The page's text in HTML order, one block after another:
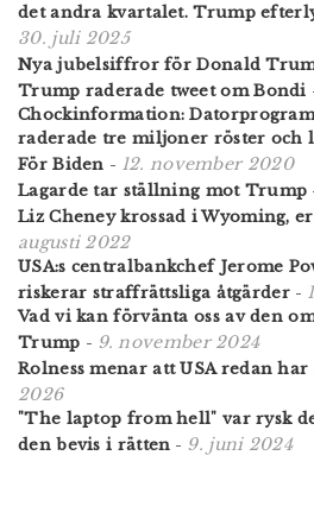
det andra kvartalet. Trump
30. juli 2025
Nya jubelsiffror för Donald
Trump raderade tweet om Bondi
Chockinformation:
raderade tre miljoner röster och
För Biden - 12. november 2020
Lagarde tar ställning mot Trump
Liz Cheney krossad i Wyoming,
augusti 2022
USA:s centralbankchef Jerome
riskerar straffrättsliga åtgärder-
Vad vi kan förvänta oss av den
Trump - 9. november 2024
Rolness menar att USA redan
2026
"The laptop from hell" var rysk
den bevis i rätten - 9. juni 2024